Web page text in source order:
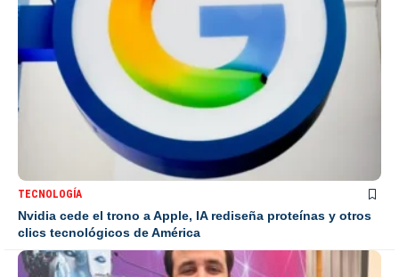
TECNOLOGÍA
Nvidia cede el trono a Apple, IA rediseña proteínas y otros
clics tecnológicos de América